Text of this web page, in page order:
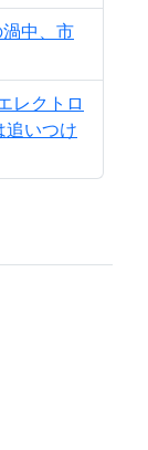
中、市
レクトロ
いつけ